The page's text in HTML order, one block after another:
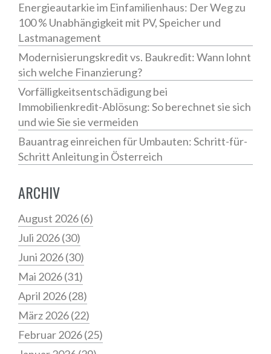
Energieautarkie im Einfamilienhaus: Der Weg zu
100 % Unabhängigkeit mit PV, Speicher und
Lastmanagement
Modernisierungskredit vs. Baukredit: Wann lohnt
sich welche Finanzierung?
Vorfälligkeitsentschädigung bei
Immobilienkredit-Ablösung: So berechnet sie sich
und wie Sie sie vermeiden
Bauantrag einreichen für Umbauten: Schritt-für-
Schritt Anleitung in Österreich
ARCHIV
August 2026(6)
Juli 2026(30)
Juni 2026(30)
Mai 2026(31)
April 2026(28)
März 2026(22)
Februar 2026(25)